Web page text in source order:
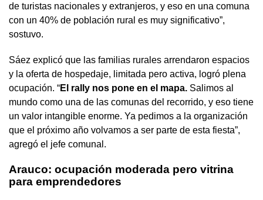
de turistas nacionales y extranjeros, y eso en una comuna
con un 40% de población rural es muy significativo”,
sostuvo.
Sáez explicó que las familias rurales arrendaron espacios
y la oferta de hospedaje, limitada pero activa, logró plena
ocupación. “El rally nos pone en el mapa. Salimos al
mundo como una de las comunas del recorrido, y eso tiene
un valor intangible enorme. Ya pedimos a la organización
que el próximo año volvamos a ser parte de esta fiesta”,
agregó el jefe comunal.
Arauco: ocupación moderada pero vitrina
para emprendedores